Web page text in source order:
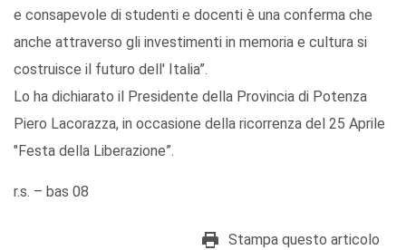
e consapevole di studenti e docenti è una conferma che
anche attraverso gli investimenti in memoria e cultura si
costruisce il futuro dell' Italia”.
Lo ha dichiarato il Presidente della Provincia di Potenza
Piero Lacorazza, in occasione della ricorrenza del 25 Aprile
"Festa della Liberazione”.
r.s. – bas 08
Stampa questo articolo